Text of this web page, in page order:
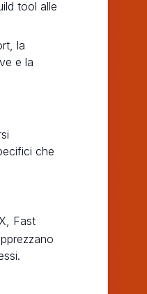
tool alle
la
e la
che
Fast